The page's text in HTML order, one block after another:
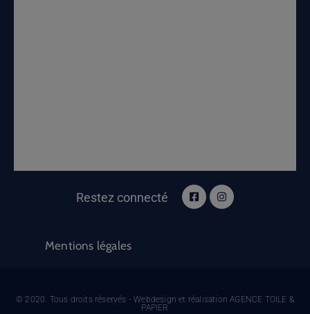
Restez connecté
Mentions légales
© 2020. Tous droits réservés - Webdesign et réalisation AGENCE TOILE &
PAPIER